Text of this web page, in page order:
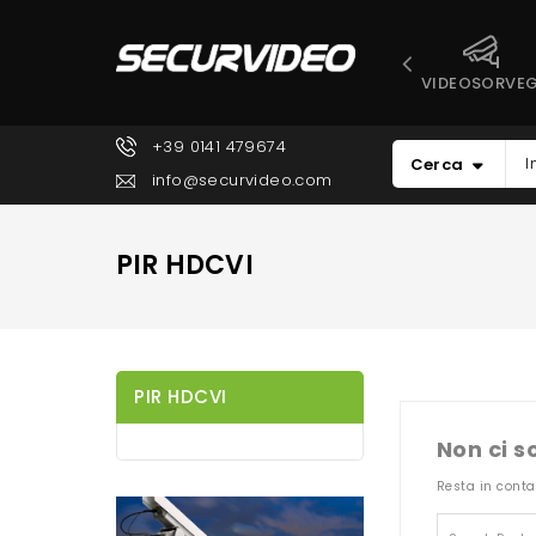
+39 0141 479674
info@securvideo.com
Cerca
PIR HDCVI
PIR HDCVI
Non ci
Resta in